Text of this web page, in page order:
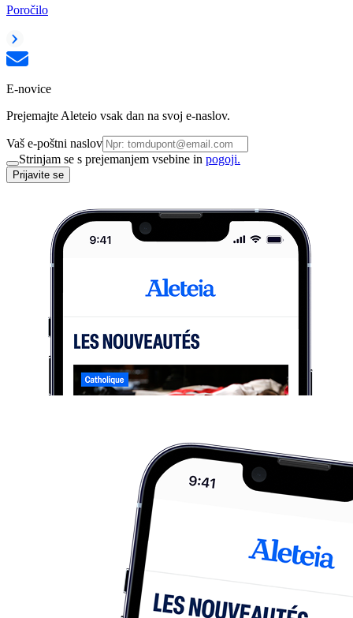
Poročilo
E-novice
Prejemajte Aleteio vsak dan na svoj e-naslov.
Vaš e-poštni naslov
Strinjam se s prejemanjem vsebine in pogoji.
Prijavite se